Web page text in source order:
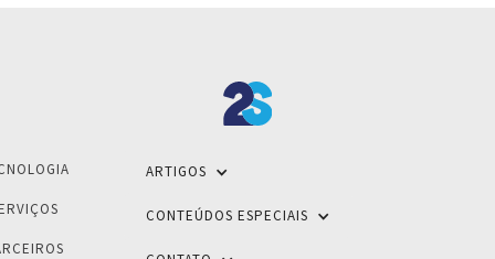
ARTIGOS
CONTEÚDOS ESPECIAIS